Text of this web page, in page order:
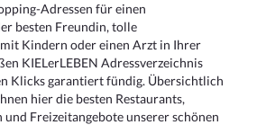
Adressen für einen
besten Freundin, tolle
Kindern oder einen Arzt in Ihrer
KIELerLEBEN Adressverzeichnis
Klicks garantiert fündig. Übersichtlich
hier die besten Restaurants,
Freizeitangebote unserer schönen